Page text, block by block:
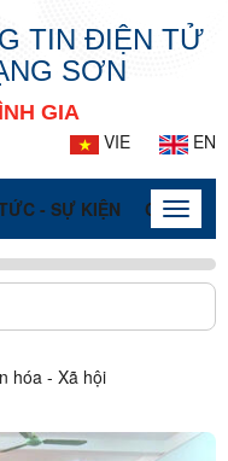
TIN ĐIỆN TỬ
SƠN
GIA
VIE
EN
- SỰ KIỆN CỔNGToggle
hóa - Xã hội